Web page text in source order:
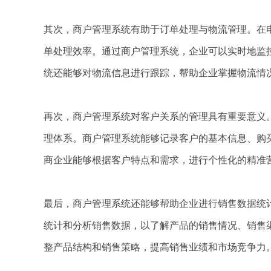
其次，商户管理系统有助于订单处理与物流管理。
单处理效率。通过商户管理系统，企业可以实时地
统还能够对物流信息进行跟踪，帮助企业掌握物流
再次，商户管理系统对客户关系的管理具有重要意
理体系。商户管理系统能够记录客户的基本信息、
商企业能够根据客户特点和需求，进行个性化的精
最后，商户管理系统还能够帮助企业进行销售数据
统计和分析销售数据，以了解产品的销售情况、销
整产品结构和销售策略，提高销售业绩和市场竞争力